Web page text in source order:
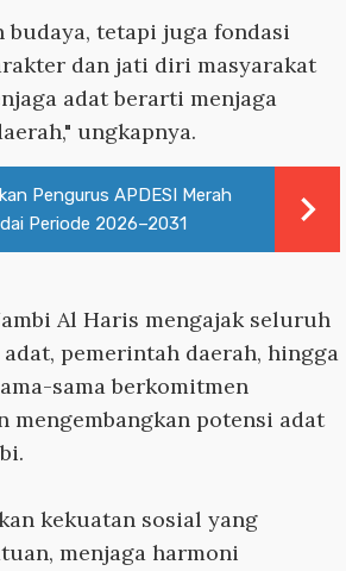
budaya, tetapi juga fondasi
dan jati diri masyarakat
adat berarti menjaga
ungkapnya.
Pengurus APDESI Merah
Periode 2026–2031
Al Haris mengajak seluruh
pemerintah daerah, hingga
sama berkomitmen
mengembangkan potensi adat
kekuatan sosial yang
menjaga harmoni